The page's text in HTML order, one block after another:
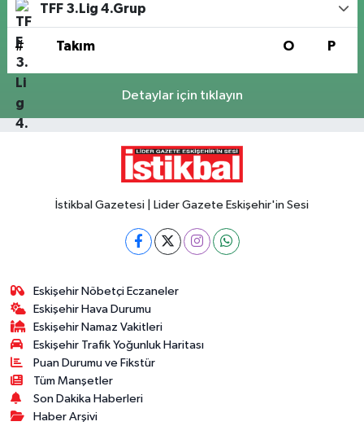
TFF 3.Lig 4.Grup
# Takım O P
Detaylar için tıklayın
İstikbal Gazetesi | Lider Gazete Eskişehir'in Sesi
Eskişehir Nöbetçi Eczaneler
Eskişehir Hava Durumu
Eskişehir Namaz Vakitleri
Eskişehir Trafik Yoğunluk Haritası
Puan Durumu ve Fikstür
Tüm Manşetler
Son Dakika Haberleri
Haber Arşivi